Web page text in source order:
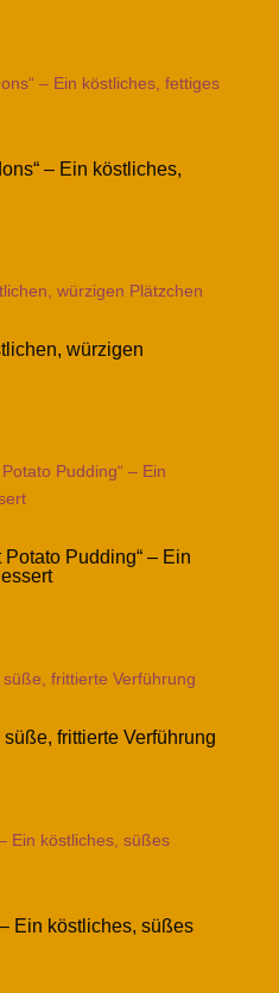
– Ein köstliches,
würzigen
Pudding“ – Ein
süße, frittierte Verführung
Ein köstliches, süßes